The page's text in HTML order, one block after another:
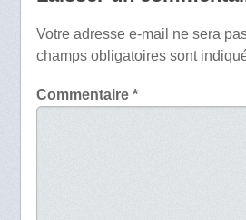
Votre adresse e-mail ne sera
champs obligatoires sont
Commentaire *